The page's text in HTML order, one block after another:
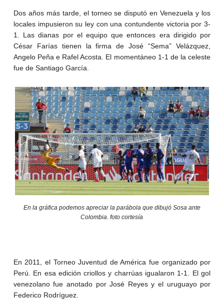
Dos años más tarde, el torneo se disputó en Venezuela y los
locales impusieron su ley con una contundente victoria por 3-
1. Las dianas por el equipo que entonces era dirigido por
César Farías tienen la firma de José “Sema” Velázquez,
Angelo Peña e Rafel Acosta. El momentáneo 1-1 de la celeste
fue de Santiago García.
En la gráfica podemos apreciar la parábola que dibujó Sosa ante
Colombia. foto cortesía
En 2011, el Torneo Juventud de América fue organizado por
Perú. En esa edición criollos y charrúas igualaron 1-1. El gol
venezolano fue anotado por José Reyes y el uruguayo por
Federico Rodríguez.